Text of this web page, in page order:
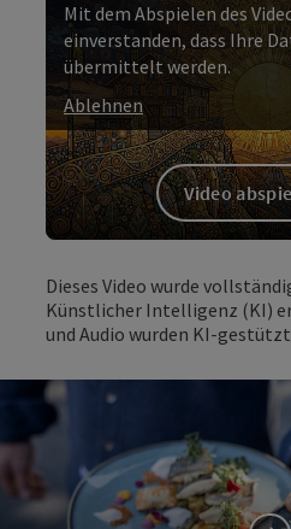
Video
Mit dem Abspielen des
einverstanden, dass Ihre
übermittelt werden.
Ablehnen
Dieses Video wurde
Künstlicher Intelligenz (KI)
und Audio wurden KI-